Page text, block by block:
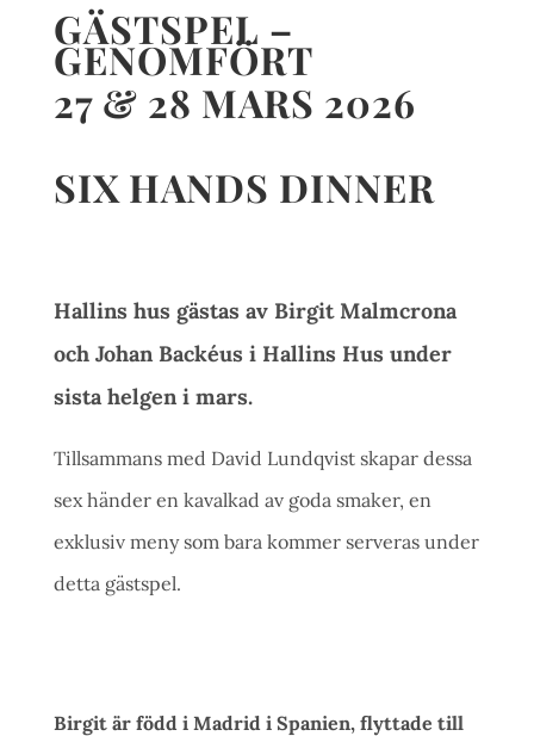
GÄSTSPEL –
GENOMFÖRT
27 & 28 MARS 2026
SIX HANDS DINNER
Hallins hus gästas av Birgit Malmcrona
och Johan Backéus i Hallins Hus under
sista helgen i mars.
Tillsammans med David Lundqvist skapar dessa
sex händer en kavalkad av goda smaker, en
exklusiv meny som bara kommer serveras under
detta gästspel.
Birgit är född i Madrid i Spanien, flyttade till